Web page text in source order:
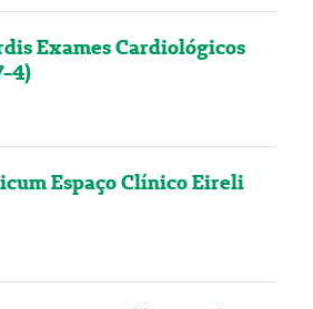
Exames Cardiológicos
4)
Espaço Clínico Eireli